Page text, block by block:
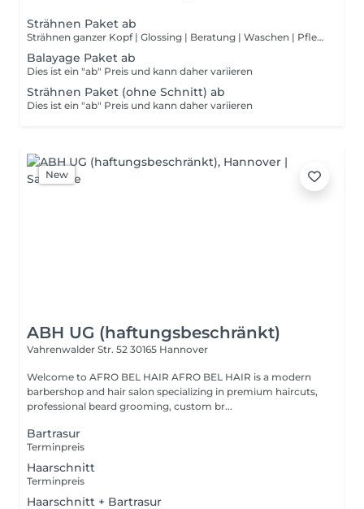
Strähnen Paket ab
Strähnen ganzer Kopf | Glossing | Beratung | Waschen | Pflegen | Schneiden | Styling Dies ist ein "ab" Preis und kann daher variieren
Balayage Paket ab
Dies ist ein "ab" Preis und kann daher variieren
Strähnen Paket (ohne Schnitt) ab
Dies ist ein "ab" Preis und kann daher variieren
New
ABH UG (haftungsbeschränkt)
Vahrenwalder Str. 52 30165 Hannover
Welcome to AFRO BEL HAIR AFRO BEL HAIR is a modern
barbershop and hair salon specializing in premium haircuts,
professional beard grooming, custom br...
Bartrasur
Terminpreis
Haarschnitt
Terminpreis
Haarschnitt + Bartrasur